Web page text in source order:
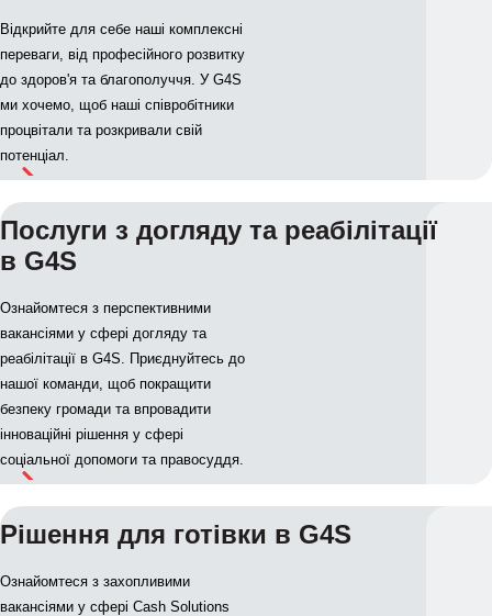
Відкрийте для себе наші комплексні
переваги, від професійного розвитку
до здоров'я та благополуччя. У G4S
ми хочемо, щоб наші співробітники
процвітали та розкривали свій
потенціал.
Послуги з догляду та реабілітації
в G4S
Ознайомтеся з перспективними
вакансіями у сфері догляду та
реабілітації в G4S. Приєднуйтесь до
нашої команди, щоб покращити
безпеку громади та впровадити
інноваційні рішення у сфері
соціальної допомоги та правосуддя.
Рішення для готівки в G4S
Ознайомтеся з захопливими
вакансіями у сфері Cash Solutions